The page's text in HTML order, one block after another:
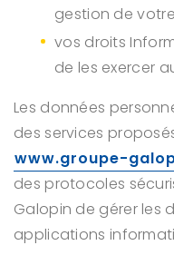
gestion de
vos droits
de les exercer
Les données
des services
www.groupe-
des protocoles
Galopin de gérer les
applications